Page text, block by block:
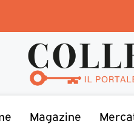
Magazine